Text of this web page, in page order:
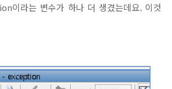
이라는 변수가 하나 더 생겼는데요. 이것